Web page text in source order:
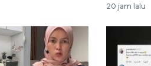
20 jam lalu
160 ribu
jaringan gas